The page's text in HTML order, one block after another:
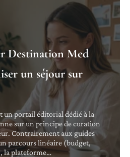
Destination Med
un séjour sur
un portail éditorial dédié à la
sur un principe de curation
Contrairement aux guides
parcours linéaire (budget,
la plateforme…